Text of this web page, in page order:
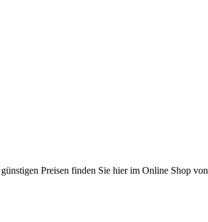
Preisen finden Sie hier im Online Shop